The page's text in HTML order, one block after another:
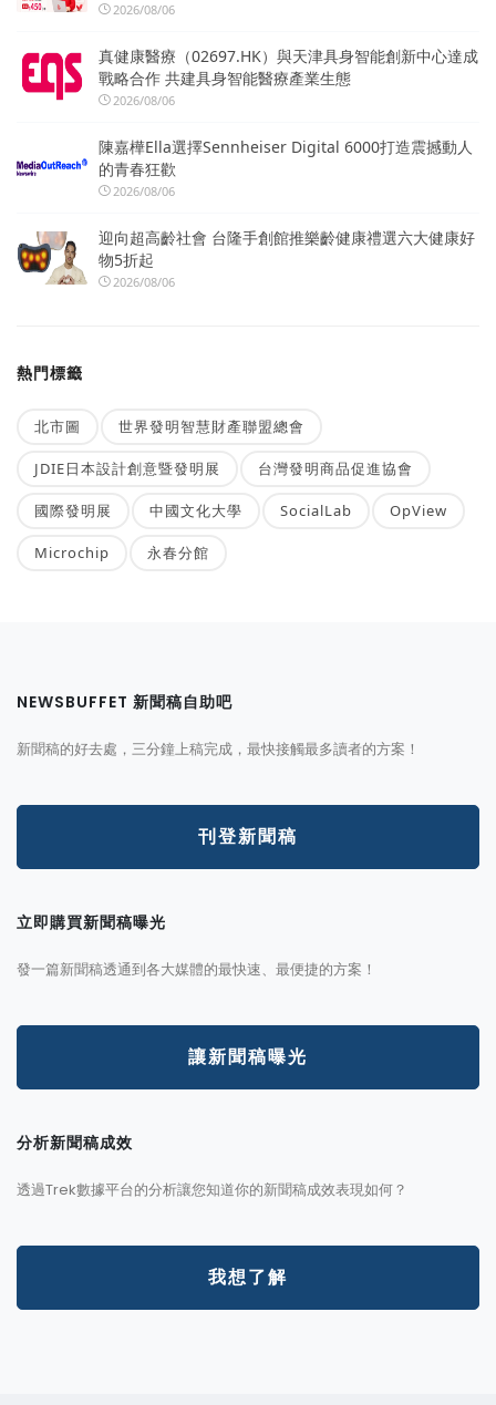
2026/08/06
真健康醫療（02697.HK）與天津具身智能創新中心達成
戰略合作 共建具身智能醫療產業生態
2026/08/06
陳嘉樺Ella選擇Sennheiser Digital 6000打造震撼動人
的青春狂歡
2026/08/06
迎向超高齡社會 台隆手創館推樂齡健康禮選六大健康好
物5折起
2026/08/06
熱門標籤
北市圖 世界發明智慧財產聯盟總會
JDIE日本設計創意暨發明展 台灣發明商品促進協會
國際發明展 中國文化大學 SocialLab OpView
Microchip 永春分館
NEWSBUFFET 新聞稿自助吧
新聞稿的好去處，三分鐘上稿完成，最快接觸最多讀者的方案！
刊登新聞稿
立即購買新聞稿曝光
發一篇新聞稿透通到各大媒體的最快速、最便捷的方案！
讓新聞稿曝光
分析新聞稿成效
透過Trek數據平台的分析讓您知道你的新聞稿成效表現如何？
我想了解